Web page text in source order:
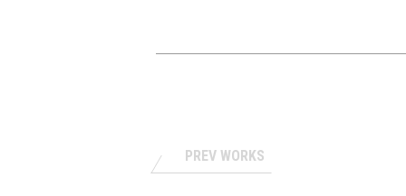
PREV WORKS